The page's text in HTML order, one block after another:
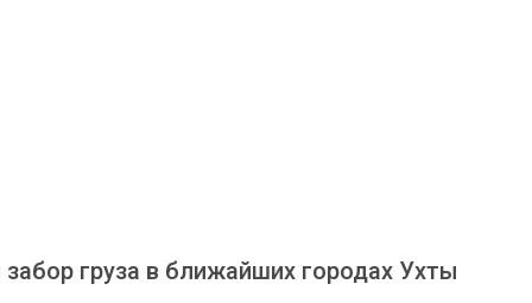
груза в ближайших городах Ухты